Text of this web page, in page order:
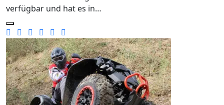
verfügbar und hat es in…